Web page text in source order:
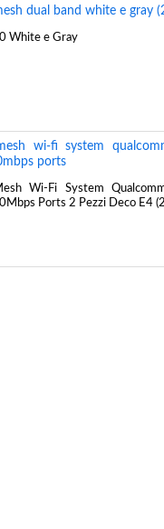
dual band white e gray
White e Gray
wi-fi system
ports
Wi-Fi System
Ports 2 Pezzi Deco E4